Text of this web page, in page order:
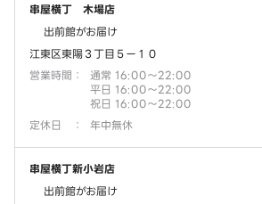
串屋横丁 木場店
出前館がお届け
江東区東陽３丁目５ー１０
営業時間 ：
通常 16:00～22:00
平日 16:00～22:00
祝日 16:00～22:00
定休日
： 年中無休
串屋横丁新小岩店
出前館がお届け